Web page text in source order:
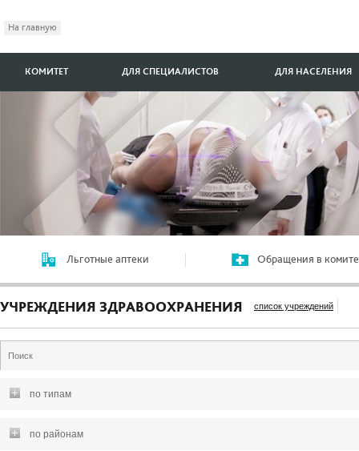
На главную
КОМИТЕТ ДЛЯ СПЕЦИАЛИСТОВ ДЛЯ НАСЕЛЕНИЯ
Льготные аптеки Обращения в
УЧРЕЖДЕНИЯ ЗДРАВООХРАНЕНИЯ список учреждений
по типам
по районам